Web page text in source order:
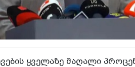
ყველაზე მაღალი